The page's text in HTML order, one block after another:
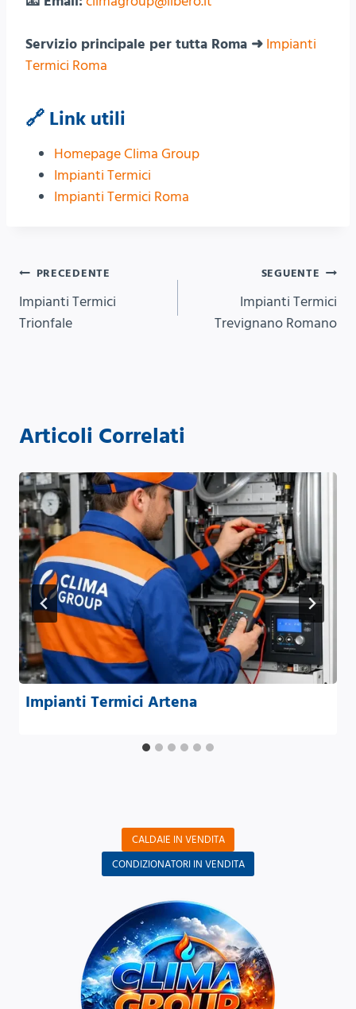
Servizio principale per tutta Roma ➜ Impianti
Termici Roma
🔗 Link utili
Homepage Clima Group
Impianti Termici
Impianti Termici Roma
Navigazione
articoli
PRECEDENTE
Impianti Termici
Trionfale
SEGUENTE
Impianti Termici
Trevignano Romano
Articoli Correlati
Impianti Termici Artena
CALDAIE IN VENDITA
CONDIZIONATORI IN VENDITA